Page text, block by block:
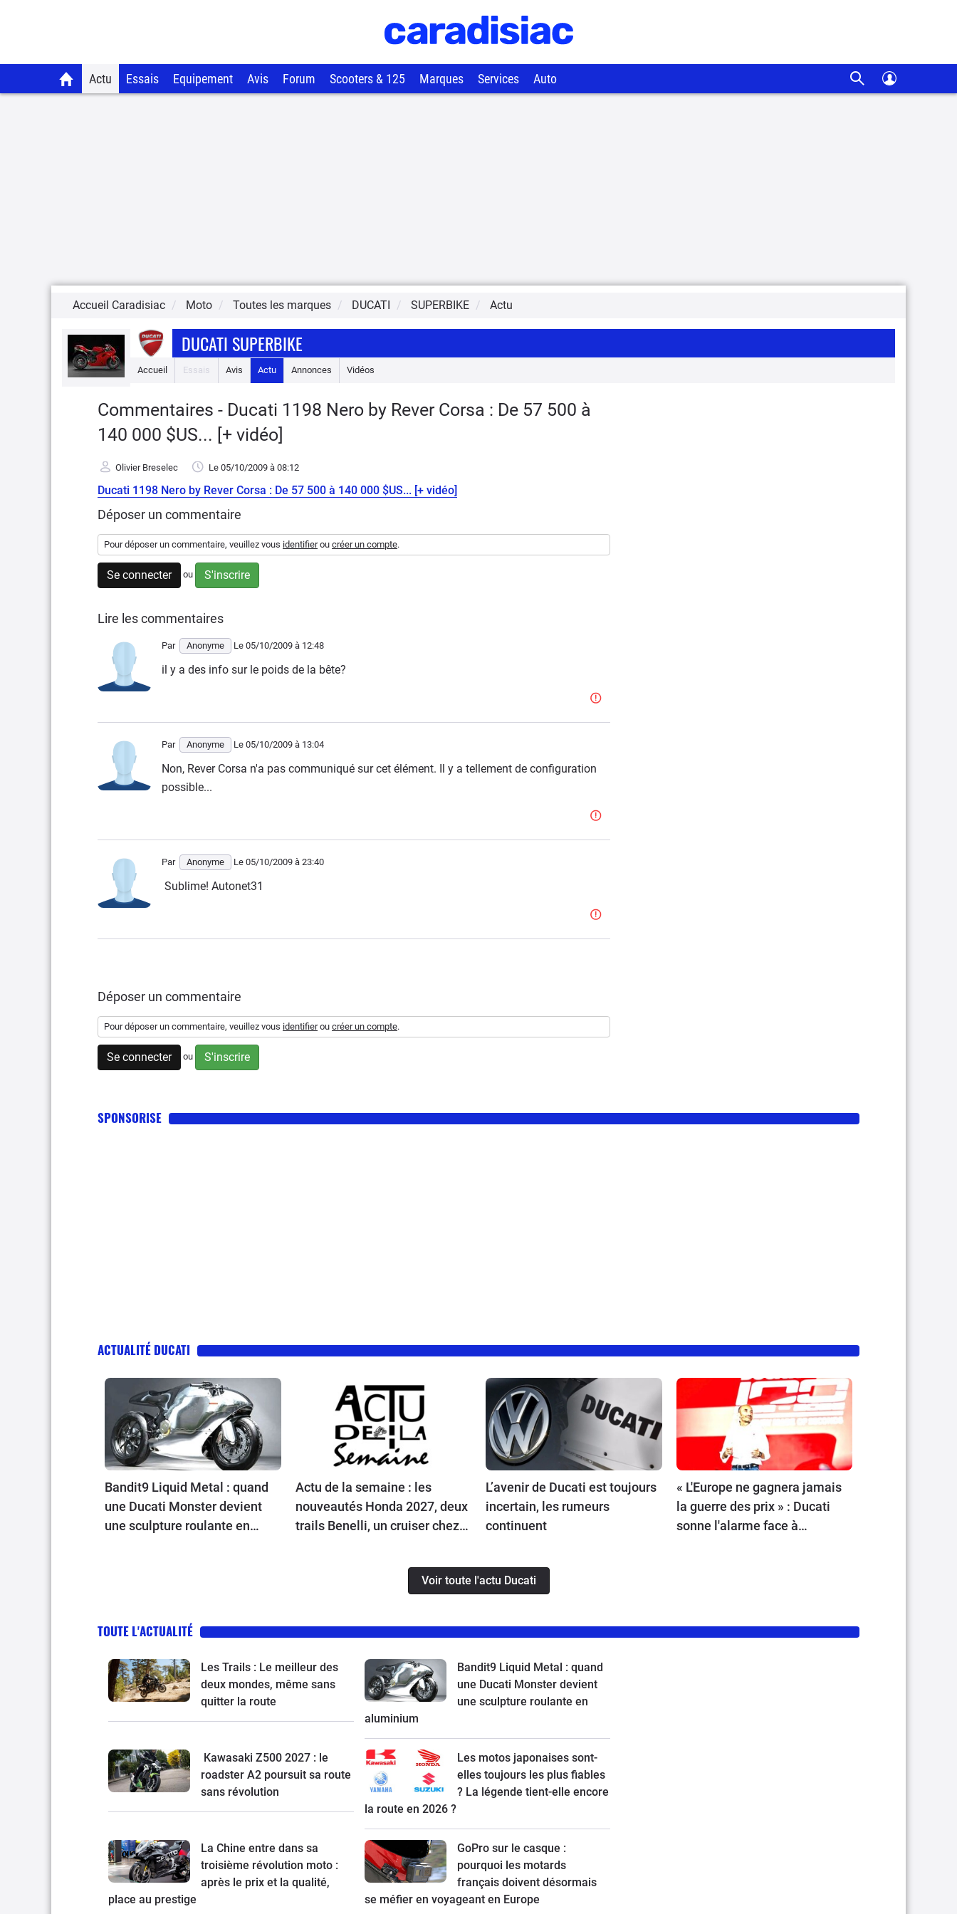
Actu Essais Equipement Avis Forum Scooters & 125 Marques Services Auto
Accueil Caradisiac Moto Toutes les marques DUCATI SUPERBIKE Actu
DUCATI SUPERBIKE
Accueil Essais Avis Actu Annonces Vidéos
Commentaires - Ducati 1198 Nero by Rever Corsa : De 57 500 à
140 000 $US... [+ vidéo]
Olivier Breselec Le 05/10/2009 à 08:12
Ducati 1198 Nero by Rever Corsa : De 57 500 à 140 000 $US... [+ vidéo]
Déposer un commentaire
Pour déposer un commentaire, veuillez vous identifierou créer un compte.
Se connecter ou S'inscrire
Lire les commentaires
Par Anonyme Le 05/10/2009 à 12:48
il y a des info sur le poids de la bête?
Par Anonyme Le 05/10/2009 à 13:04
Non, Rever Corsa n'a pas communiqué sur cet élément. Il y a tellement de configuration
possible...
Par Anonyme Le 05/10/2009 à 23:40
Sublime! Autonet31
Déposer un commentaire
Pour déposer un commentaire, veuillez vous identifierou créer un compte.
Se connecter ou S'inscrire
SPONSORISE
ACTUALITÉ DUCATI
Bandit9 Liquid Metal : quand
une Ducati Monster devient
une sculpture roulante en
Actu de la semaine : les
nouveautés Honda 2027, deux
trails Benelli, un cruiser chez
Norton Atlas à l’essai
L’avenir de Ducati est toujours
incertain, les rumeurs
continuent
« L'Europe ne gagnera jamais
la guerre des prix » : Ducati
sonne l'alarme face à
Voir toute l'actu Ducati
TOUTE L'ACTUALITÉ
Les Trails : Le meilleur des
deux mondes, même sans
quitter la route
Bandit9 Liquid Metal : quand
une Ducati Monster devient
une sculpture roulante en
aluminium
Kawasaki Z500 2027 : le
roadster A2 poursuit sa route
sans révolution
Les motos japonaises sont-
elles toujours les plus fiables
? La légende tient-elle encore
la route en 2026 ?
La Chine entre dans sa
troisième révolution moto :
après le prix et la qualité,
place au prestige
GoPro sur le casque :
pourquoi les motards
français doivent désormais
se méfier en voyageant en Europe